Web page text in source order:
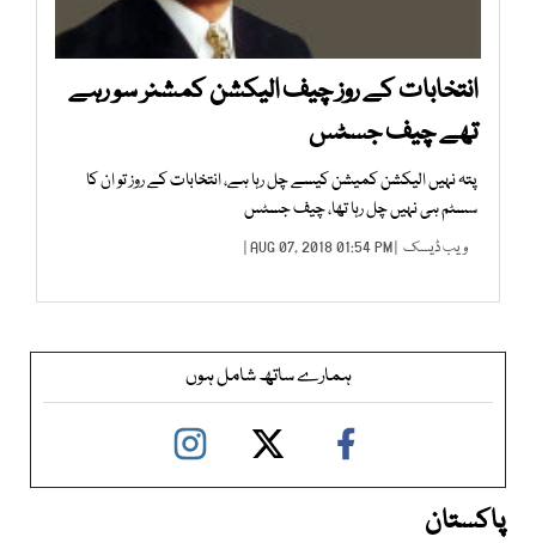
انتخابات کے روز چیف الیکشن کمشنر سو رہے
تھے چیف جسٹس
پتہ نہیں الیکشن کمیشن کیسے چل رہا ہے، انتخابات کے روز تو ان کا
سسٹم ہی نہیں چل رہا تھا، چیف جسٹس
ویب ڈیسک | AUG 07, 2018 01:54 PM |
ہمارے ساتھ شامل ہوں
پاکستان